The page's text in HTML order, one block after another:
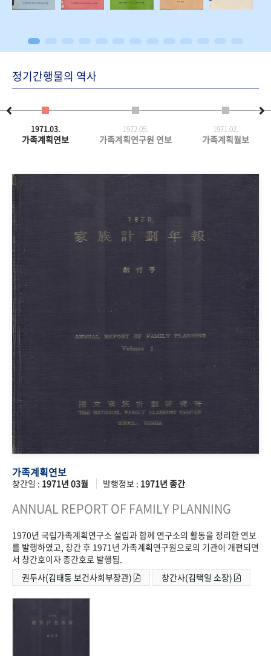
정기간행물의 역사
1971.03.
가족계획연보
1972.05.
가족계획연구원 연보
1971.02.
가족계획월보
가족계획연보
창간일 : 1971년 03월 발행정보 : 1971년 종간
ANNUAL REPORT OF FAMILY PLANNING
1970년 국립가족계획연구소 설립과 함께 연구소의 활동을 정리한 연보
를 발행하였고, 창간 후 1971년 가족계획연구원으로의 기관이 개편되면
서 창간호이자 종간호로 발행됨.
권두사(김태동 보건사회부장관)
창간사(김택일 소장)